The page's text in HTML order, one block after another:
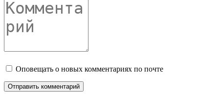
Оповещать о новых комментариях по почте